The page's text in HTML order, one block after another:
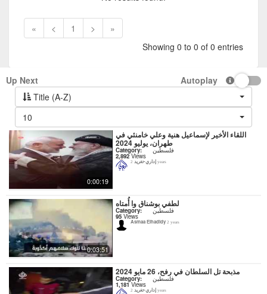
« < 1 >
»
Showing 0 to 0 of 0 entries
Up Next
Autoplay
Title (A-Z)
10
0:00:19
اللقاء الأخير لإسماعيل هنية وعلي خامنئي في
طهران، يوليو 2024
Category: فلسطين
2,892Views
إداري-تغريد 2 years
0:03:51
لطفي بوشناق وا أُمتاه
Category: فلسطين
95 Views
Asmaa Elhadidy 2 years
مذبحة تل السلطان في رفح، 26 مايو 2024
Category: فلسطين
1,181Views
إداري-تغريد 2 years